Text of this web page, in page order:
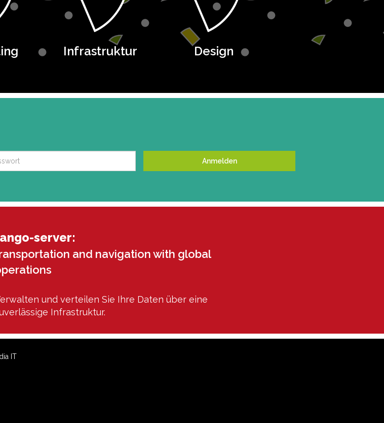
Infrastruktur Design
server:
and navigation with global
und verteilen Sie Ihre Daten über eine
Infrastruktur.
IT